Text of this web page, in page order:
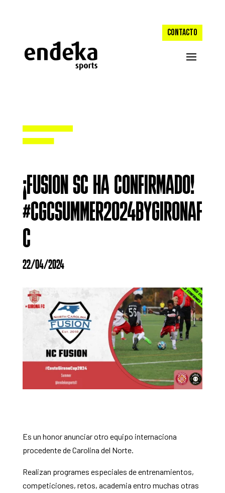
CONTACTO
¡FUSION SC HA CONFIRMADO!
#CGCSUMMER2024BYGIRONAF
C
22/04/2024
Es un honor anunciar otro equipo internaciona
procedente de Carolina del Norte.
Realizan programes especiales de entrenamientos,
competiciones, retos, academia entro muchas otras